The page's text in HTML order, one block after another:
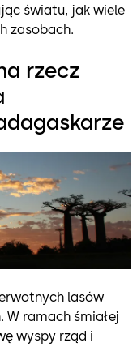
światu, jak wiele
zasobach.
rzecz
lasów
W ramach śmiałej
wyspy rząd i